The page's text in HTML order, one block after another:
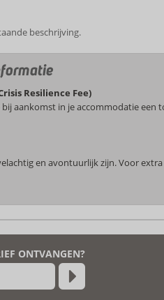
beschrijving.
Resilience Fee)
bij aankomst in je accommodatie
en avontuurlijk zijn. Voor
ONTVANGEN?